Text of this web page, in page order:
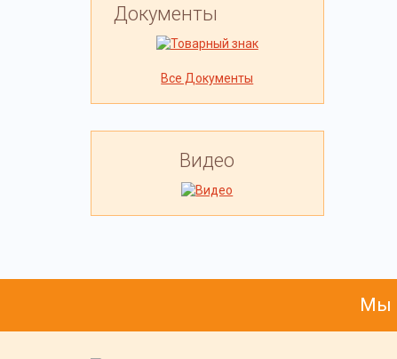
Документы
Все Документы
Видео
Мы